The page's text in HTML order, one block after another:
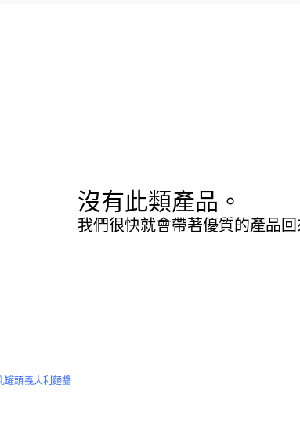
沒有此類產品。
我們很快就會帶著優質的產品
罐頭義大利麵醬